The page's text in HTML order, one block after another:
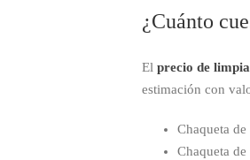
¿Cuánto
Elprecio de
estimación con
Chaqueta
Chaqueta